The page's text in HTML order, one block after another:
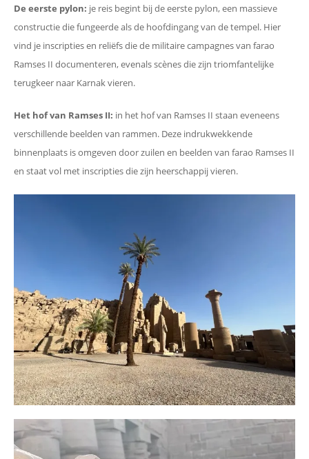
De eerste pylon: je reis begint bij de eerste pylon, een massieve
constructie die fungeerde als de hoofdingang van de tempel. Hier
vind je inscripties en reliëfs die de militaire campagnes van farao
Ramses II documenteren, evenals scènes die zijn triomfantelijke
terugkeer naar Karnak vieren.
Het hof van Ramses II: in het hof van Ramses II staan eveneens
verschillende beelden van rammen. Deze indrukwekkende
binnenplaats is omgeven door zuilen en beelden van farao Ramses II
en staat vol met inscripties die zijn heerschappij vieren.